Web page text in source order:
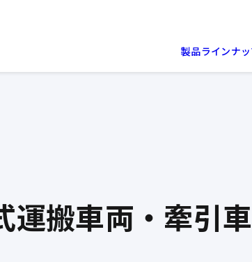
製品ラインナ
運搬車両・牽引車